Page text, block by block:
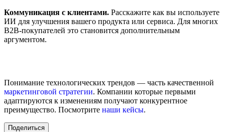
Коммуникация с клиентами. Расскажите как вы используете
ИИ для улучшения вашего продукта или сервиса. Для многих
B2B-покупателей это становится дополнительным
аргументом.
Понимание технологических трендов — часть качественной
маркетинговой стратегии. Компании которые первыми
адаптируются к изменениям получают конкурентное
преимущество. Посмотрите наши кейсы.
Поделиться